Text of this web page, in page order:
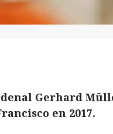
Gerhard
en 2017.